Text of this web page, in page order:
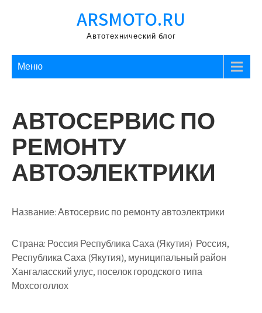
ARSMOTO.RU
Автотехнический блог
Меню
АВТОСЕРВИС ПО
РЕМОНТУ
АВТОЭЛЕКТРИКИ
Название:Автосервис по ремонту автоэлектрики
Страна: Россия Республика Саха (Якутия) Россия,
Республика Саха (Якутия), муниципальный район
Хангаласский улус, поселок городского типа
Мохсоголлох